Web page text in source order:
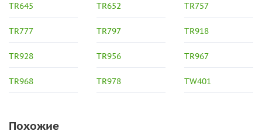
TR645 TR652 TR757
TR777 TR797 TR918
TR928 TR956 TR967
TR968 TR978 TW401
Похожие